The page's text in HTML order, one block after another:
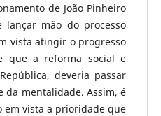
de João Pinheiro
mão do processo
vista atingir o progresso
que a reforma social e
deveria passar
da mentalidade. Assim, é
vista a prioridade que